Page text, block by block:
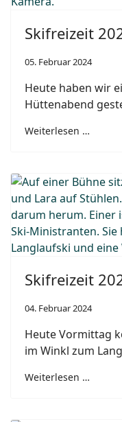
Skifreizeit
05. Februar 2024
Heute haben wir
Hüttenabend
Weiterlesen …
Skifreizeit
04. Februar 2024
Heute Vormittag
im Winkl zum
Weiterlesen …